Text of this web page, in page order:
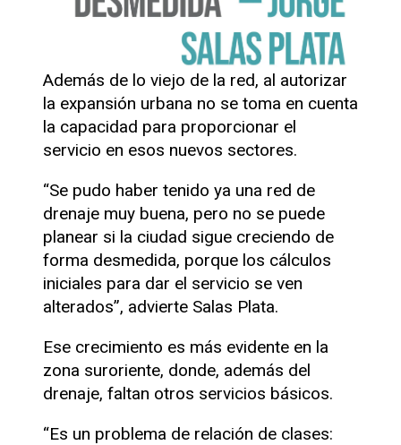
Además de lo viejo de la red, al autorizar
la expansión urbana no se toma en cuenta
la capacidad para proporcionar el
servicio en esos nuevos sectores.
“Se pudo haber tenido ya una red de
drenaje muy buena, pero no se puede
planear si la ciudad sigue creciendo de
forma desmedida, porque los cálculos
iniciales para dar el servicio se ven
alterados”, advierte Salas Plata.
Ese crecimiento es más evidente en la
zona suroriente, donde, además del
drenaje, faltan otros servicios básicos.
“Es un problema de relación de clases: